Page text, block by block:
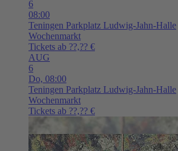
6
08:00
Teningen Parkplatz Ludwig-Jahn-Halle
Wochenmarkt
Tickets ab ??,?? €
AUG
6
Do, 08:00
Teningen Parkplatz Ludwig-Jahn-Halle
Wochenmarkt
Tickets ab ??,?? €